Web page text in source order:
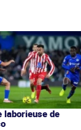
laborieuse de